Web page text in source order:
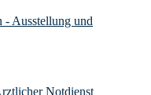
- Ausstellung und
Notdienst